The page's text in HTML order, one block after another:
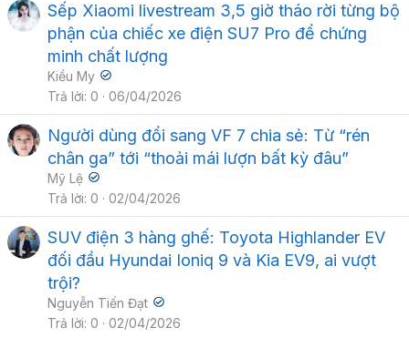
Sếp Xiaomi livestream 3,5 giờ tháo rời từng bộ
phận của chiếc xe điện SU7 Pro để chứng
minh chất lượng
Kiều My
Trả lời 0 06/04/2026
Người dùng đổi sang VF 7 chia sẻ: Từ “rén
chân ga” tới “thoải mái lượn bất kỳ đâu”
Mỹ Lệ
Trả lời 0 02/04/2026
SUV điện 3 hàng ghế: Toyota Highlander EV
đối đầu Hyundai Ioniq 9 và Kia EV9, ai vượt
trội?
Nguyễn Tiến Đạt
Trả lời 0 02/04/2026